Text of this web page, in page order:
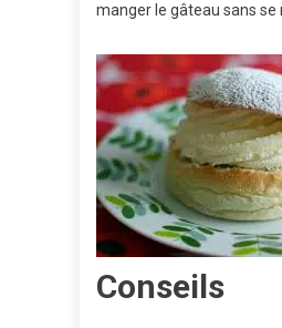
manger le gâteau sans se
Conseils